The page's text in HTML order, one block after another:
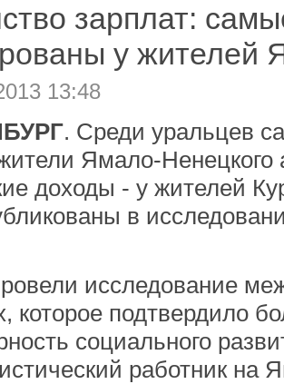
зарплат:
у жителей
13:48
. Среди уральцев
Ямало-Ненецкого
доходы - у жителей
в
исследование
которое подтвердило
социального
работник на